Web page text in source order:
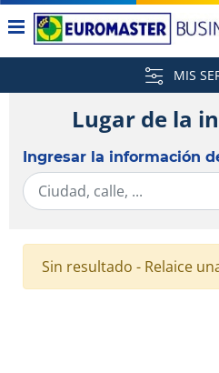
MIS
Lugar de la
Ingresar la información
Sin resultado - Relaice